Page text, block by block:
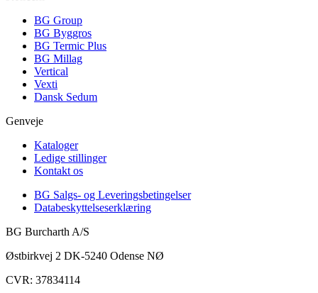
BG Group
BG Byggros
BG Termic Plus
BG Millag
Vertical
Vexti
Dansk Sedum
Genveje
Kataloger
Ledige stillinger
Kontakt os
BG Salgs- og Leveringsbetingelser
Databeskyttelseserklæring
BG Burcharth A/S
Østbirkvej 2 DK-5240 Odense NØ
CVR: 37834114